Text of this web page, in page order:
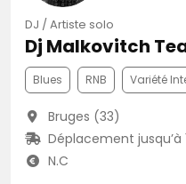
DJ / Artiste solo
Dj Malkovitch
Blues RNB Variété
Bruges (33)
Déplacement jusqu’à
N.C